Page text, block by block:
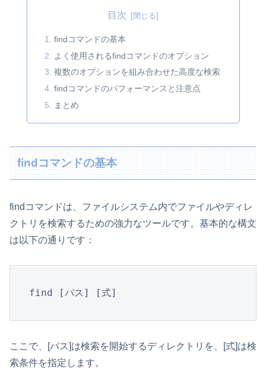
目次
findコマンドの基本
よく使用されるfindコマンドのオプション
複数のオプションを組み合わせた高度な検索
findコマンドのパフォーマンスと注意点
まとめ
findコマンドの基本
findコマンドは、ファイルシステム内でファイルやディレ
クトリを検索するための強力なツールです。基本的な構文
は以下の通りです：
find [パス] [式]
ここで、[パス]は検索を開始するディレクトリを、[式]は検
索条件を指定します。